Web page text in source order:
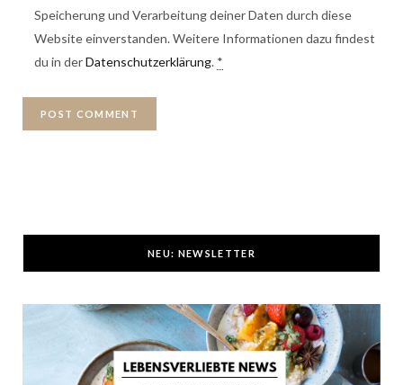
Speicherung und Verarbeitung deiner Daten durch diese
Website einverstanden. Weitere Informationen dazu findest
du in derDatenschutzerklärung. *
NEU: NEWSLETTER